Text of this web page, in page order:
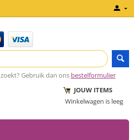
Gebruik dan ons bestelformulier
JOUW ITEMS
Winkelwagen is leeg